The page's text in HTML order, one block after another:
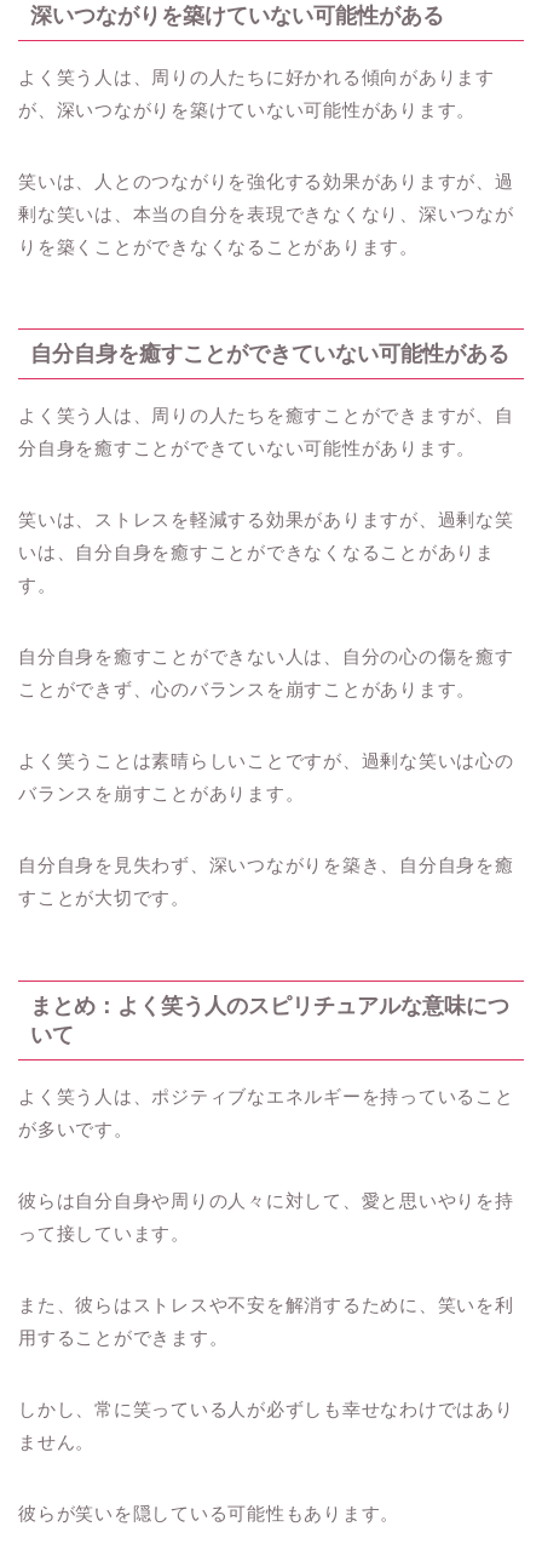
深いつながりを築けていない可能性がある
よく笑う人は、周りの人たちに好かれる傾向があります
が、深いつながりを築けていない可能性があります。
笑いは、人とのつながりを強化する効果がありますが、過
剰な笑いは、本当の自分を表現できなくなり、深いつなが
りを築くことができなくなることがあります。
自分自身を癒すことができていない可能性がある
よく笑う人は、周りの人たちを癒すことができますが、自
分自身を癒すことができていない可能性があります。
笑いは、ストレスを軽減する効果がありますが、過剰な笑
いは、自分自身を癒すことができなくなることがありま
す。
自分自身を癒すことができない人は、自分の心の傷を癒す
ことができず、心のバランスを崩すことがあります。
よく笑うことは素晴らしいことですが、過剰な笑いは心の
バランスを崩すことがあります。
自分自身を見失わず、深いつながりを築き、自分自身を癒
すことが大切です。
まとめ：よく笑う人のスピリチュアルな意味につ
いて
よく笑う人は、ポジティブなエネルギーを持っていること
が多いです。
彼らは自分自身や周りの人々に対して、愛と思いやりを持
って接しています。
また、彼らはストレスや不安を解消するために、笑いを利
用することができます。
しかし、常に笑っている人が必ずしも幸せなわけではあり
ません。
彼らが笑いを隠している可能性もあります。